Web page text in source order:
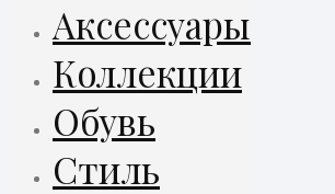
Аксессуары
Коллекции
Обувь
Стиль